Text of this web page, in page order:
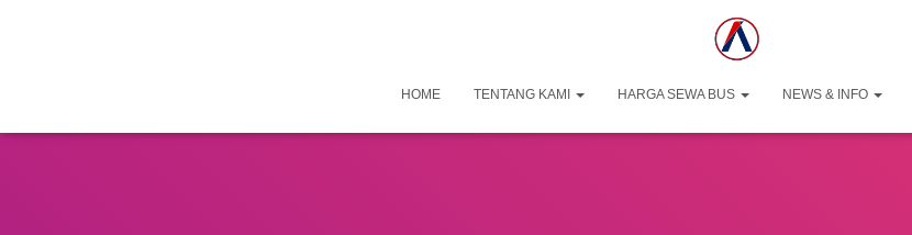
HOME TENTANG KAMI HARGA SEWA BUS NEWS & INFO